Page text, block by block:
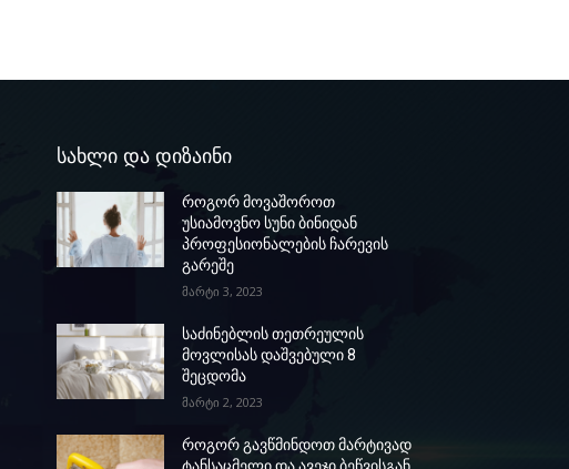
სახლი და დიზაინი
როგორ მოვაშოროთ
უსიამოვნო სუნი ბინიდან
პროფესიონალების ჩარევის
გარეშე
მარტი 3, 2023
საძინებლის თეთრეულის
მოვლისას დაშვებული 8
შეცდომა
მარტი 2, 2023
როგორ გავწმინდოთ მარტივად